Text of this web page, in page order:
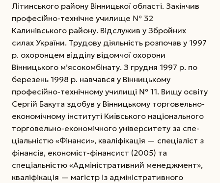
Літинського району Вінницької області. Закінчив
професійно-технічне училище № 32
Калинівського району. Відслужив у Збройних
силах України. Трудову діяльність розпочав у 1997
р. охоронцем відділу відомчої охорони
Вінницького м’ясокомбінату. З грудня 1997 р. по
березень 1998 р. навчався у Вінницькому
професійно-технічному училищі № 11. Вищу освіту
Сергій Бакута здобув у Вінницькому торговельно-
економічному інституті Київського націо­нального
торговельно-економічного університету за спе­
ціальністю «Фінанси», кваліфікація — спеціаліст з
фінансів, економіст-фінансист (2005) та
спеціальністю «Адміністративний менеджмент»,
кваліфікація — магістр із адміністративного